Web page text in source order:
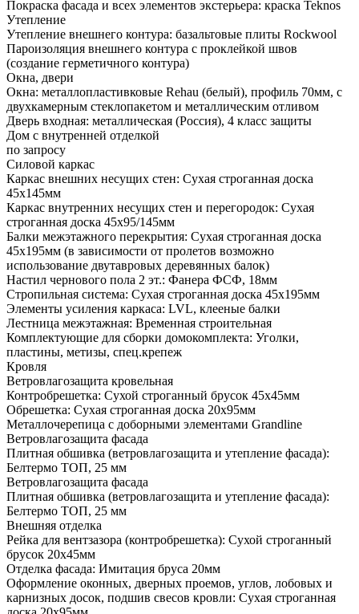
Покраска фасада и всех элементов экстерьера: краска Teknos
Утепление
Утепление внешнего контура: базальтовые плиты Rockwool
Пароизоляция внешнего контура с проклейкой швов
(создание герметичного контура)
Окна, двери
Окна: металлопластивковые Rehau (белый), профиль 70мм, с
двухкамерным стеклопакетом и металлическим отливом
Дверь входная: металлическая (Россия), 4 класс защиты
Дом с внутренней отделкой
по запросу
Силовой каркас
Каркас внешних несущих стен: Сухая строганная доска
45х145мм
Каркас внутренних несущих стен и перегородок: Сухая
строганная доска 45х95/145мм
Балки межэтажного перекрытия: Сухая строганная доска
45х195мм (в зависимости от пролетов возможно
использование двутавровых деревянных балок)
Настил чернового пола 2 эт.: Фанера ФСФ, 18мм
Стропильная система: Сухая строганная доска 45х195мм
Элементы усиления каркаса: LVL, клееные балки
Лестница межэтажная: Временная строительная
Комплектующие для сборки домокомплекта: Уголки,
пластины, метизы, спец.крепеж
Кровля
Ветровлагозащита кровельная
Контробрешетка: Сухой строганный брусок 45х45мм
Обрешетка: Сухая строганная доска 20х95мм
Металлочерепица с доборными элементами Grandline
Ветровлагозащита фасада
Плитная обшивка (ветровлагозащита и утепление фасада):
Белтермо ТОП, 25 мм
Ветровлагозащита фасада
Плитная обшивка (ветровлагозащита и утепление фасада):
Белтермо ТОП, 25 мм
Внешняя отделка
Рейка для вентзазора (контробрешетка): Сухой строганный
брусок 20х45мм
Отделка фасада: Имитация бруса 20мм
Оформление оконных, дверных проемов, углов, лобовых и
карнизных досок, подшив свесов кровли: Сухая строганная